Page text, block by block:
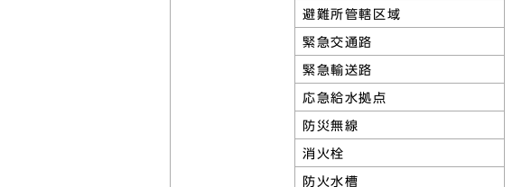
避難所管轄区域
緊急交通路
緊急輸送路
応急給水拠点
防災無線
消火栓
防火水槽